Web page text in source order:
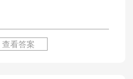
查看答案